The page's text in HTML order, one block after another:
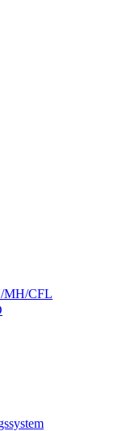
MH/CFL